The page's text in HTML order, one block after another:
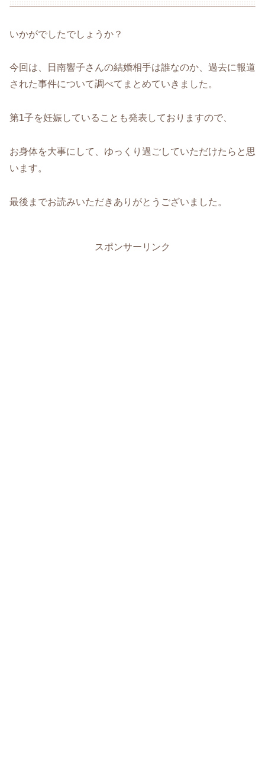
いかがでしたでしょうか？
今回は、日南響子さんの結婚相手は誰なのか、過去に報道
された事件について調べてまとめていきました。
第1子を妊娠していることも発表しておりますので、
お身体を大事にして、ゆっくり過ごしていただけたらと思
います。
最後までお読みいただきありがとうございました。
スポンサーリンク